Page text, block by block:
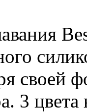
своей
3